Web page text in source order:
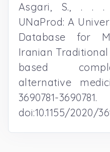
Asgari, S., . . .
UNaProd: A
Database for
Iranian Traditional
based
alternative
3690781-3690781.
doi:10.1155/2020/